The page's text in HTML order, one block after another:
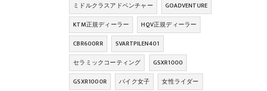
ミドルクラスアドベンチャー
GOADVENTURE
KTM正規ディーラー
HQV正規ディーラー
CBR600RR
SVARTPILEN401
セラミックコーティング
GSXR1000
GSXR1000R
バイク女子 女性ライダー